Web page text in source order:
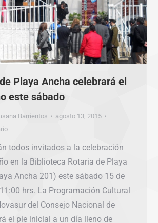
Playa Ancha celebrará el
este sábado
Barrientos
agosto 13, 2015
todos invitados a la celebración
en la Biblioteca Rotaria de Playa
Ancha 201) este sábado 15 de
hrs. La Programación Cultural
del Consejo Nacional de
el pie inicial a un día lleno de